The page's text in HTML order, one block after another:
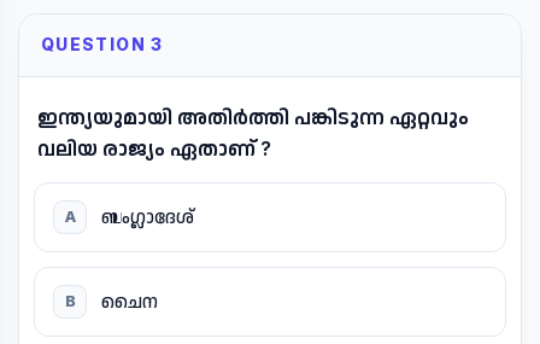
QUESTION 3
ഇന്ത്യയുമായി അതിർത്തി പങ്കിടുന്ന ഏറ്റവും
വലിയ രാജ്യം ഏതാണ് ?
A ബംഗ്ലാദേശ്
B ചൈന